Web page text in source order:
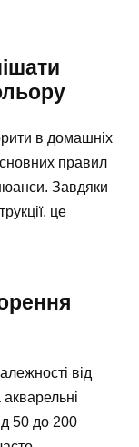
в домашніх
правил
Завдяки
це
від
50 до 200